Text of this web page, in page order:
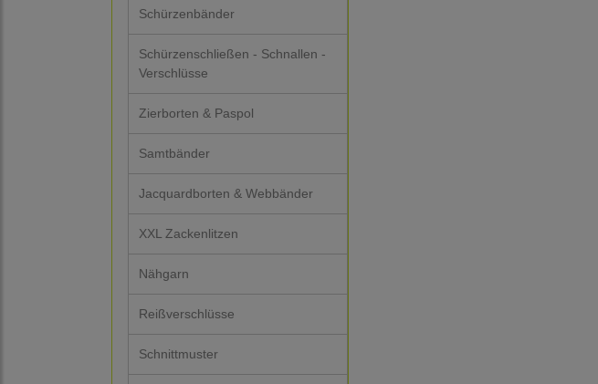
Schürzenbänder
Schürzenschließen - Schnallen -
Verschlüsse
Zierborten & Paspol
Samtbänder
Jacquardborten & Webbänder
XXL Zackenlitzen
Nähgarn
Reißverschlüsse
Schnittmuster